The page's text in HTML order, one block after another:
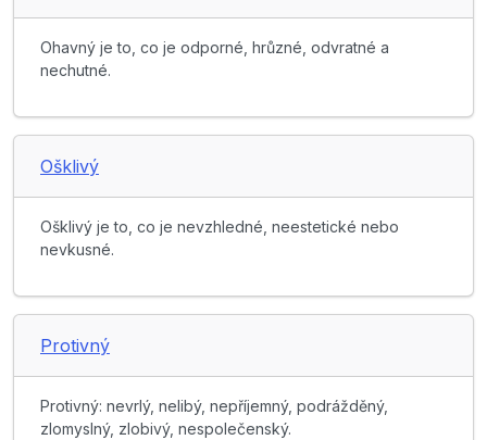
Ohavný je to, co je odporné, hrůzné, odvratné a
nechutné.
Ošklivý
Ošklivý je to, co je nevzhledné, neestetické nebo
nevkusné.
Protivný
Protivný: nevrlý, nelibý, nepříjemný, podrážděný,
zlomyslný, zlobivý, nespolečenský.